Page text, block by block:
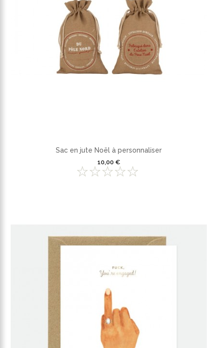
Sac en jute Noël à personnaliser
10,00 €